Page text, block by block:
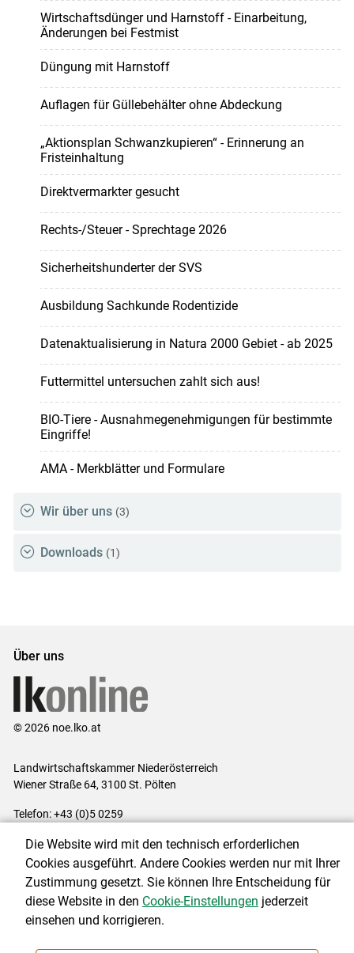
Wirtschaftsdünger und Harnstoff - Einarbeitung,
Änderungen bei Festmist
Düngung mit Harnstoff
Auflagen für Güllebehälter ohne Abdeckung
„Aktionsplan Schwanzkupieren“ - Erinnerung an
Fristeinhaltung
Direktvermarkter gesucht
Rechts-/Steuer - Sprechtage 2026
Sicherheitshunderter der SVS
Ausbildung Sachkunde Rodentizide
Datenaktualisierung in Natura 2000 Gebiet - ab 2025
Futtermittel untersuchen zahlt sich aus!
BIO-Tiere - Ausnahmegenehmigungen für bestimmte
Eingriffe!
AMA - Merkblätter und Formulare
Wir über uns (3)
Downloads (1)
Über uns
© 2026 noe.lko.at
Landwirtschaftskammer Niederösterreich
Wiener Straße 64, 3100 St. Pölten
Telefon: +43 (0)5 0259
Impressum|Kontakt|Datenschutzerklärung|Barrierefreiheit|
Cookie-Einstellungen
NEWSLETTER
Die Website wird mit den technisch erforderlichen
Cookies ausgeführt. Andere Cookies werden nur mit Ihrer
Zustimmung gesetzt. Sie können Ihre Entscheidung für
diese Website in den Cookie-Einstellungen jederzeit
einsehen und korrigieren.